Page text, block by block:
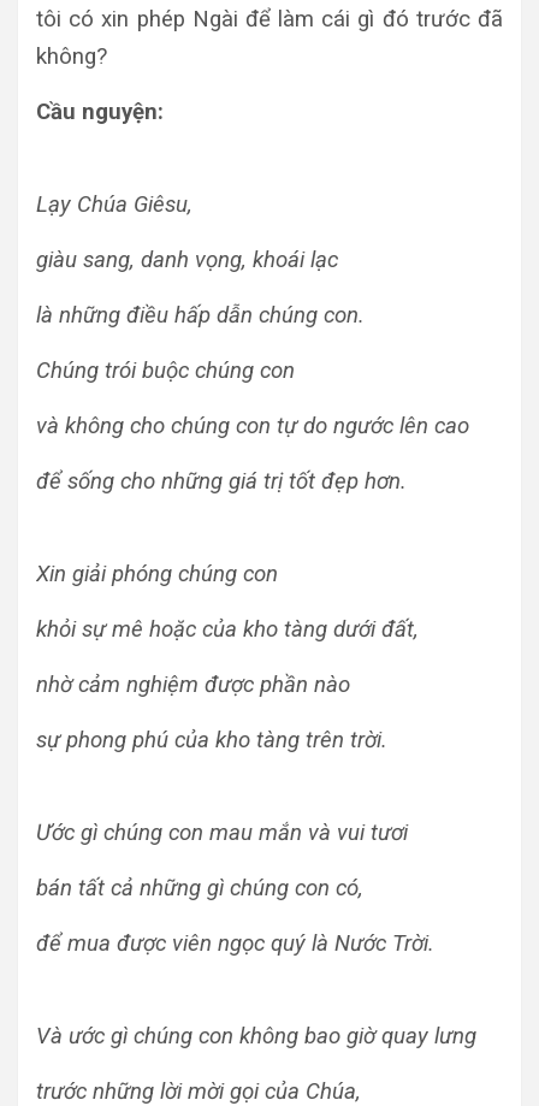
tôi có xin phép Ngài để làm cái gì đó trước đã
không?
Cầu nguyện:
Lạy Chúa Giêsu,
giàu sang, danh vọng, khoái lạc
là những điều hấp dẫn chúng con.
Chúng trói buộc chúng con
và không cho chúng con tự do ngước lên cao
để sống cho những giá trị tốt đẹp hơn.
Xin giải phóng chúng con
khỏi sự mê hoặc của kho tàng dưới đất,
nhờ cảm nghiệm được phần nào
sự phong phú của kho tàng trên trời.
Ước gì chúng con mau mắn và vui tươi
bán tất cả những gì chúng con có,
để mua được viên ngọc quý là Nước Trời.
Và ước gì chúng con không bao giờ quay lưng
trước những lời mời gọi của Chúa,